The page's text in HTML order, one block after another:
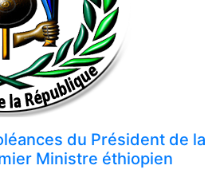
du Président de la
Ministre éthiopien